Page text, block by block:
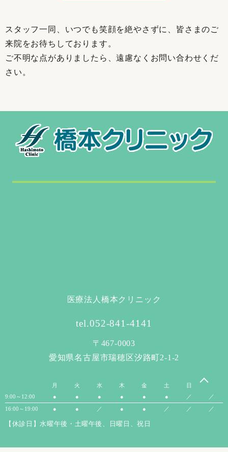
スタッフ一同、いつでも笑顔を絶やさずに、皆さまのご
来院をお待ちしております。
ご不明な点がありましたら、遠慮なくお問い合わせくだ
さい。
医療法人橋本クリニック
tel.052-841-4141
〒467-0003
愛知県名古屋市瑞穂区汐路町2-1-2
月 火 水 木 金 土 日
9:00～12:00
● ● ● ● ● ● ／
／
16:00～19:00
● ● ／ ● ● ／ ／ ／
【休診日】水曜午後・土曜午後、日曜日、祝日